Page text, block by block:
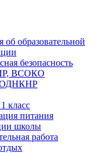
об образовательной
безопасность
ВСОКО
класс
питания
школы
работа